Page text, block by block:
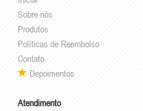
Sobre nós
Produtos
Políticas de Reembolso
Contato
Depoimentos
Atendimento